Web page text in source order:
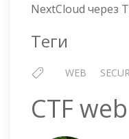
NextCloud через
Теги
WEB
CTF